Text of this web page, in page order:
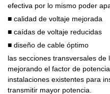
efectiva por lo mismo poder
■ calidad de voltaje mejorada
■ caídas de voltaje reducidas
■ diseño de cable óptimo
las secciones transversales
mejorando el factor de
instalaciones existentes para
transmitir mayor potencia.